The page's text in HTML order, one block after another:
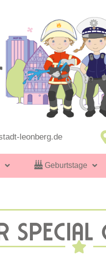
leonberg.de
Geburtstage
SPECIAL